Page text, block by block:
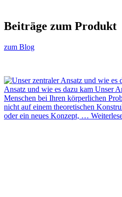
Beiträge zum Produkt
zum Blog
Ansatz und wie es dazu kam Unser
Menschen bei Ihren körperlichen
nicht auf einem theoretischen
oder ein neues Konzept, …